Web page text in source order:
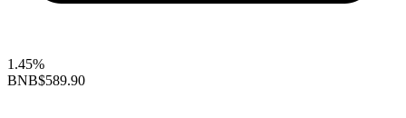
1.45%
BNB$589.90